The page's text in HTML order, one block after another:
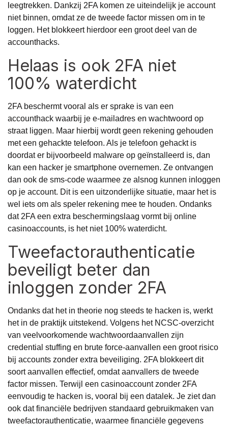
leegtrekken. Dankzij 2FA komen ze uiteindelijk je account
niet binnen, omdat ze de tweede factor missen om in te
loggen. Het blokkeert hierdoor een groot deel van de
accounthacks.
Helaas is ook 2FA niet
100% waterdicht
2FA beschermt vooral als er sprake is van een
accounthack waarbij je e-mailadres en wachtwoord op
straat liggen. Maar hierbij wordt geen rekening gehouden
met een gehackte telefoon. Als je telefoon gehackt is
doordat er bijvoorbeeld malware op geïnstalleerd is, dan
kan een hacker je smartphone overnemen. Ze ontvangen
dan ook de sms-code waarmee ze alsnog kunnen inloggen
op je account. Dit is een uitzonderlijke situatie, maar het is
wel iets om als speler rekening mee te houden. Ondanks
dat 2FA een extra beschermingslaag vormt bij online
casinoaccounts, is het niet 100% waterdicht.
Tweefactorauthenticatie
beveiligt beter dan
inloggen zonder 2FA
Ondanks dat het in theorie nog steeds te hacken is, werkt
het in de praktijk uitstekend. Volgens het NCSC-overzicht
van veelvoorkomende wachtwoordaanvallen zijn
credential stuffing en brute force-aanvallen een groot risico
bij accounts zonder extra beveiliging. 2FA blokkeert dit
soort aanvallen effectief, omdat aanvallers de tweede
factor missen. Terwijl een casinoaccount zonder 2FA
eenvoudig te hacken is, vooral bij een datalek. Je ziet dan
ook dat financiële bedrijven standaard gebruikmaken van
tweefactorauthenticatie, waarmee financiële gegevens